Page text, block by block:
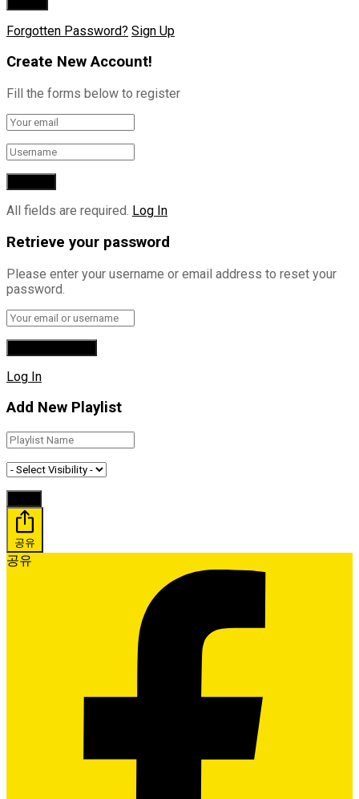
Forgotten Password? Sign Up
Create New Account!
Fill the forms below to register
All fields are required. Log In
Retrieve your password
Please enter your username or email address to reset your
password.
Log In
Add New Playlist
공유
공유